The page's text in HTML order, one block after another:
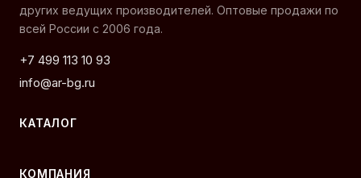
других ведущих производителей. Оптовые продажи по
всей России с 2006 года.
+7 499 113 10 93
info@ar-bg.ru
КАТАЛОГ
КОМПАНИЯ